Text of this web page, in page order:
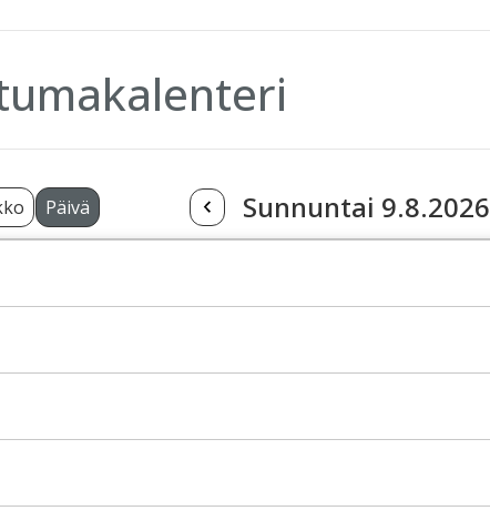
Päivä Sunnuntai 9.8.2026